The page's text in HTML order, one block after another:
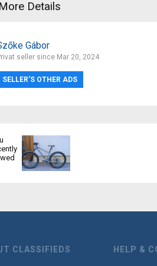
Details
Gábor
seller since Mar 20, 2024
SELLER’S OTHER ADS
CLASSIFIEDS HELP &